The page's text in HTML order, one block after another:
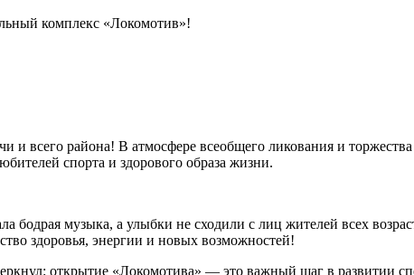
комплекс «Локомотив»!
и всего района! В атмосфере всеобщего ликования и торжества
спорта и здорового образа жизни.
бодрая музыка, а улыбки не сходили с лиц жителей всех
здоровья, энергии и новых возможностей!
открытие «Локомотива» — это важный шаг в развитии